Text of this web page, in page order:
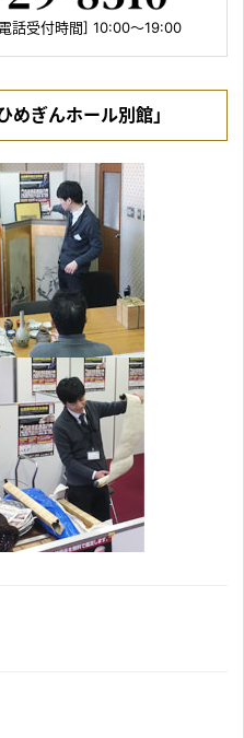
話受付時間] 10:00〜19:00
ぎんホール別館」